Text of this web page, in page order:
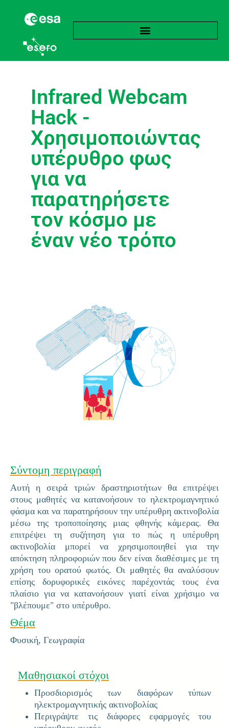
Infrared Webcam
Hack -
Χρησιμοποιώντας
υπέρυθρο φως
για να
παρατηρήσετε
τον κόσμο με
έναν νέο τρόπο
Σύντομη περιγραφή
Αυτή η σειρά τριών δραστηριοτήτων θα επιτρέψει
στους μαθητές να κατανοήσουν το ηλεκτρομαγνητικό
φάσμα και να παρατηρήσουν την υπέρυθρη ακτινοβολία
μέσω της τροποποίησης μιας φθηνής κάμερας. Θα
επιτρέψει τη συζήτηση για το πώς η υπέρυθρη
ακτινοβολία μπορεί να χρησιμοποιηθεί για την
απόκτηση πληροφοριών που δεν είναι διαθέσιμες με τη
χρήση του ορατού φωτός. Οι μαθητές θα αναλύσουν
επίσης δορυφορικές εικόνες παρέχοντάς τους ένα
πλαίσιο για να κατανοήσουν γιατί είναι χρήσιμο να
"βλέπουμε" στο υπέρυθρο.
Θέμα
Φυσική, Γεωγραφία
Μαθησιακοί στόχοι
Προσδιορισμός των διαφόρων τύπων
ηλεκτρομαγνητικής ακτινοβολίας
Περιγράψτε τις διάφορες εφαρμογές του